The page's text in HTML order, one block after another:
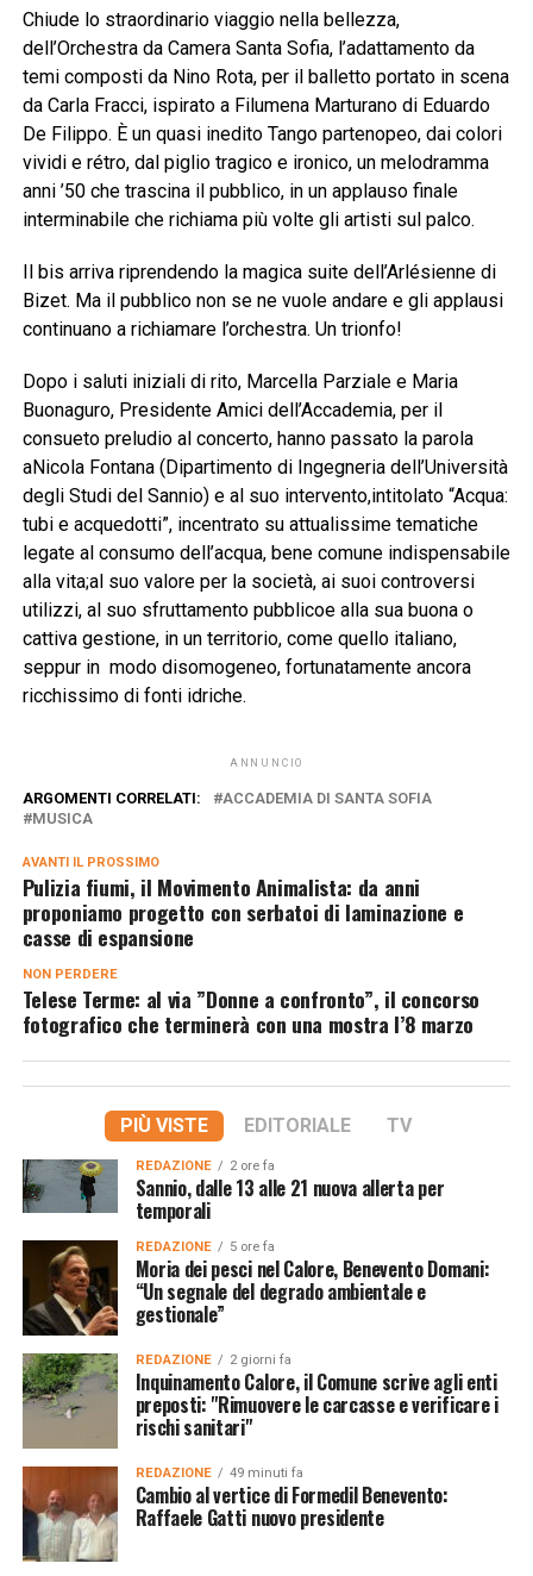
Chiude lo straordinario viaggio nella bellezza,
dell’Orchestra da Camera Santa Sofia, l’adattamento da
temi composti da Nino Rota, per il balletto portato in scena
da Carla Fracci, ispirato a Filumena Marturano di Eduardo
De Filippo. È un quasi inedito Tango partenopeo, dai colori
vividi e rétro, dal piglio tragico e ironico, un melodramma
anni ’50 che trascina il pubblico, in un applauso finale
interminabile che richiama più volte gli artisti sul palco.
Il bis arriva riprendendo la magica suite dell’Arlésienne di
Bizet. Ma il pubblico non se ne vuole andare e gli applausi
continuano a richiamare l’orchestra. Un trionfo!
Dopo i saluti iniziali di rito, Marcella Parziale e Maria
Buonaguro, Presidente Amici dell’Accademia, per il
consueto preludio al concerto, hanno passato la parola
aNicola Fontana (Dipartimento di Ingegneria dell’Università
degli Studi del Sannio) e al suo intervento,intitolato “Acqua:
tubi e acquedotti”, incentrato su attualissime tematiche
legate al consumo dell’acqua, bene comune indispensabile
alla vita;al suo valore per la società, ai suoi controversi
utilizzi, al suo sfruttamento pubblicoe alla sua buona o
cattiva gestione, in un territorio, come quello italiano,
seppur in modo disomogeneo, fortunatamente ancora
ricchissimo di fonti idriche.
ANNUNCIO
ARGOMENTI CORRELATI:
ACCADEMIA DI SANTA SOFIA
MUSICA
AVANTI IL ​​PROSSIMO
Pulizia fiumi, il Movimento Animalista: da anni
proponiamo progetto con serbatoi di laminazione e
casse di espansione
NON PERDERE
Telese Terme: al via ”Donne a confronto”, il concorso
fotografico che terminerà con una mostra l’8 marzo
PIÙ VISTE EDITORIALE TV
REDAZIONE 2 ore fa
Sannio, dalle 13 alle 21 nuova allerta per
temporali
REDAZIONE 5 ore fa
Moria dei pesci nel Calore, Benevento Domani:
“Un segnale del degrado ambientale e
gestionale”
REDAZIONE 2 giorni fa
Inquinamento Calore, il Comune scrive agli enti
preposti: "Rimuovere le carcasse e verificare i
rischi sanitari"
REDAZIONE 49 minuti fa
Cambio al vertice di Formedil Benevento:
Raffaele Gatti nuovo presidente